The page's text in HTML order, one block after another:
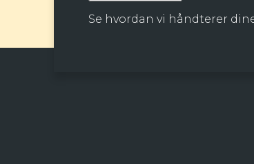
Se hvordan vi håndterer